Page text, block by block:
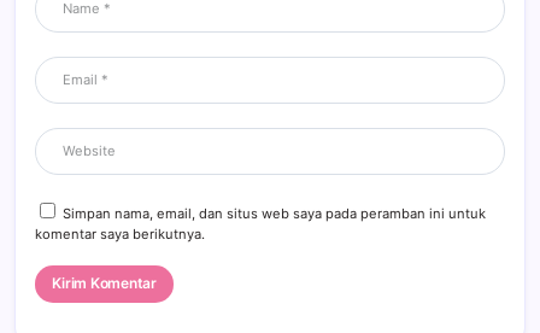
Simpan nama, email, dan situs web saya pada peramban ini untuk
komentar saya berikutnya.